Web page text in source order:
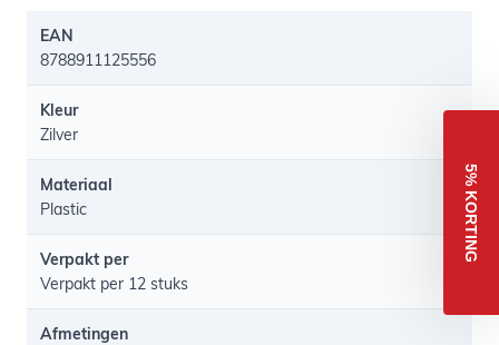
EAN
8788911125556
Kleur
Zilver
Materiaal
Plastic
Verpakt per
Verpakt per 12 stuks
Afmetingen
5% KORTING